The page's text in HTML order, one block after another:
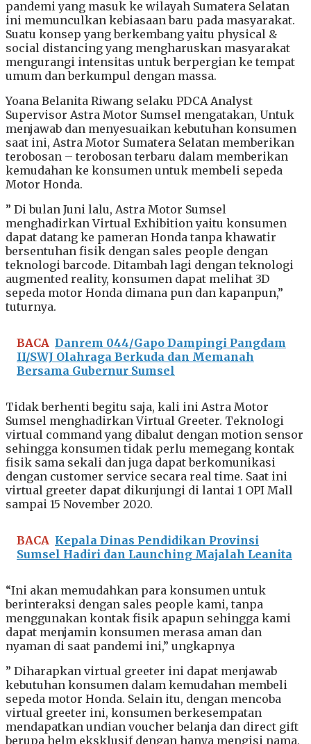
pandemi yang masuk ke wilayah Sumatera Selatan
ini memunculkan kebiasaan baru pada masyarakat.
Suatu konsep yang berkembang yaitu physical &
social distancing yang mengharuskan masyarakat
mengurangi intensitas untuk berpergian ke tempat
umum dan berkumpul dengan massa.
Yoana Belanita Riwang selaku PDCA Analyst
Supervisor Astra Motor Sumsel mengatakan, Untuk
menjawab dan menyesuaikan kebutuhan konsumen
saat ini, Astra Motor Sumatera Selatan memberikan
terobosan – terobosan terbaru dalam memberikan
kemudahan ke konsumen untuk membeli sepeda
Motor Honda.
” Di bulan Juni lalu, Astra Motor Sumsel
menghadirkan Virtual Exhibition yaitu konsumen
dapat datang ke pameran Honda tanpa khawatir
bersentuhan fisik dengan sales people dengan
teknologi barcode. Ditambah lagi dengan teknologi
augmented reality, konsumen dapat melihat 3D
sepeda motor Honda dimana pun dan kapanpun,”
tuturnya.
BACA Danrem 044/Gapo Dampingi Pangdam
II/SWJ Olahraga Berkuda dan Memanah
Bersama Gubernur Sumsel
Tidak berhenti begitu saja, kali ini Astra Motor
Sumsel menghadirkan Virtual Greeter. Teknologi
virtual command yang dibalut dengan motion sensor
sehingga konsumen tidak perlu memegang kontak
fisik sama sekali dan juga dapat berkomunikasi
dengan customer service secara real time. Saat ini
virtual greeter dapat dikunjungi di lantai 1 OPI Mall
sampai 15 November 2020.
BACA Kepala Dinas Pendidikan Provinsi
Sumsel Hadiri dan Launching Majalah Leanita
“Ini akan memudahkan para konsumen untuk
berinteraksi dengan sales people kami, tanpa
menggunakan kontak fisik apapun sehingga kami
dapat menjamin konsumen merasa aman dan
nyaman di saat pandemi ini,” ungkapnya
” Diharapkan virtual greeter ini dapat menjawab
kebutuhan konsumen dalam kemudahan membeli
sepeda motor Honda. Selain itu, dengan mencoba
virtual greeter ini, konsumen berkesempatan
mendapatkan undian voucher belanja dan direct gift
berupa helm eksklusif dengan hanya mengisi nama,